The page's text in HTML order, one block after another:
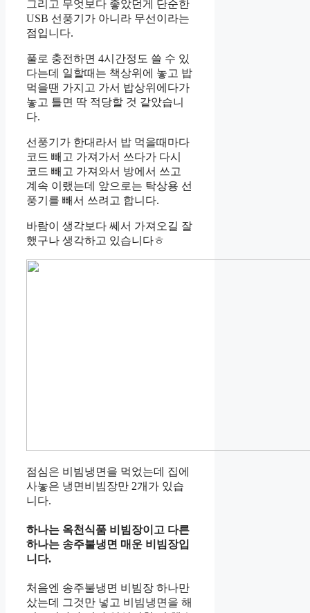
그리고 무엇보다 좋았던게 단순한
USB 선풍기가 아니라 무선이라는
점입니다.
풀로 충전하면 4시간정도 쓸 수 있
다는데 일할때는 책상위에 놓고 밥
먹을땐 가지고 가서 밥상위에다가
놓고 틀면 딱 적당할 것 같았습니
다.
선풍기가 한대라서 밥 먹을때마다
코드 빼고 가져가서 쓰다가 다시
코드 빼고 가져와서 방에서 쓰고
계속 이랬는데 앞으로는 탁상용 선
풍기를 빼서 쓰려고 합니다.
바람이 생각보다 쎄서 가져오길 잘
했구나 생각하고 있습니다ㅎ
점심은 비빔냉면을 먹었는데 집에
사놓은 냉면비빔장만 2개가 있습
니다.
하나는 옥천식품 비빔장이고 다른
하나는 송주불냉면 매운 비빔장입
니다.
처음엔 송주불냉면 비빔장 하나만
샀는데 그것만 넣고 비빔냉면을 해